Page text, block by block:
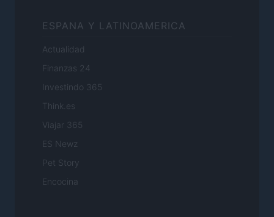
ESPANA Y LATINOAMERICA
Actualidad
Finanzas 24
Investindo 365
Think.es
Viajar 365
ES Newz
Pet Story
Encocina